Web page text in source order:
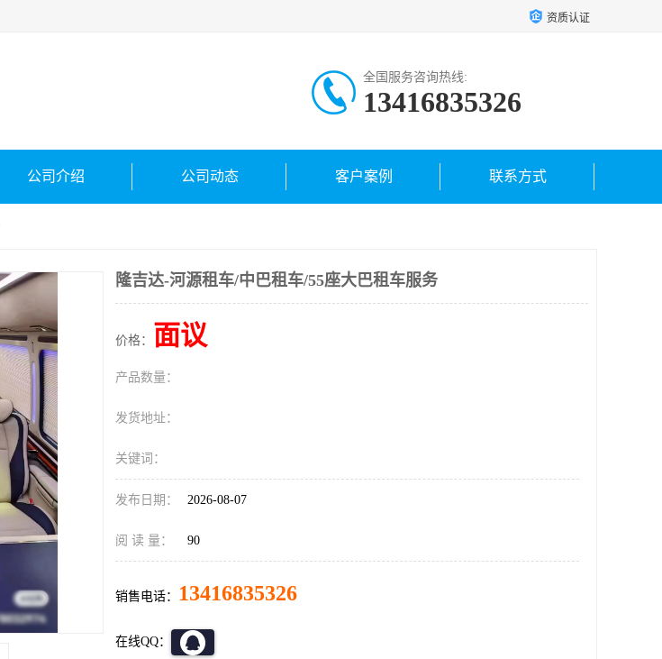
资质认证
全国服务咨询热线:
13416835326
公司介绍 公司动态 客户案例 联系方式
隆吉达-河源租车/中巴租车/55座大巴租车服务
价格： 面议
产品数量：
发货地址：
关键词：
发布日期： 2026-08-07
阅 读 量： 90
销售电话： 13416835326
在线QQ：